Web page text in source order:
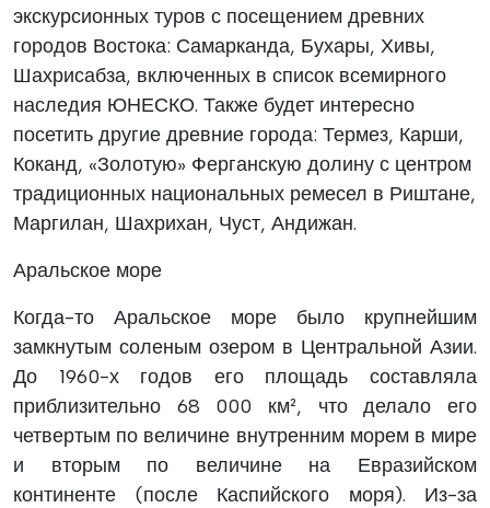
экскурсионных туров с посещением древних
городов Востока: Самарканда, Бухары, Хивы,
Шахрисабза, включенных в список всемирного
наследия ЮНЕСКО. Также будет интересно
посетить другие древние города: Термез, Карши,
Коканд, «Золотую» Ферганскую долину с центром
традиционных национальных ремесел в Риштане,
Маргилан, Шахрихан, Чуст, Андижан.
Аральское море
Когда-то Аральское море было крупнейшим
замкнутым соленым озером в Центральной Азии.
До 1960-х годов его площадь составляла
приблизительно 68 000 км², что делало его
четвертым по величине внутренним морем в мире
и вторым по величине на Евразийском
континенте (после Каспийского моря). Из-за